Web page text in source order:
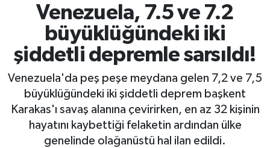
Venezuela, 7.5 ve 7.2
büyüklüğündeki iki
şiddetli depremle sarsıldı!
Venezuela'da peş peşe meydana gelen 7,2 ve 7,5
büyüklüğündeki iki şiddetli deprem başkent
Karakas'ı savaş alanına çevirirken, en az 32 kişinin
hayatını kaybettiği felaketin ardından ülke
genelinde olağanüstü hal ilan edildi.
Tüm Manşetler
Son Dakika Haberleri
Haber Arşivi